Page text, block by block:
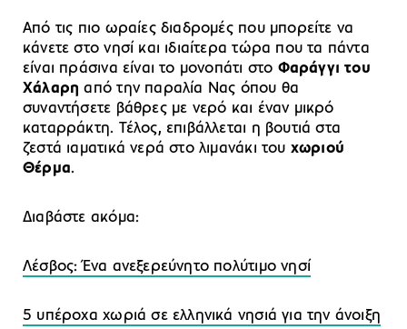
Από τις πιο ωραίες διαδρομές που μπορείτε να
κάνετε στο νησί και ιδιαίτερα τώρα που τα πάντα
είναι πράσινα είναι το μονοπάτι στο Φαράγγι του
Χάλαρη από την παραλία Νας όπου θα
συναντήσετε βάθρες με νερό και έναν μικρό
καταρράκτη. Τέλος, επιβάλλεται η βουτιά στα
ζεστά ιαματικά νερά στο λιμανάκι του χωριού
Θέρμα.
Διαβάστε ακόμα:
Λέσβος: Ένα ανεξερεύνητο πολύτιμο νησί
5 υπέροχα χωριά σε ελληνικά νησιά για την άνοιξη